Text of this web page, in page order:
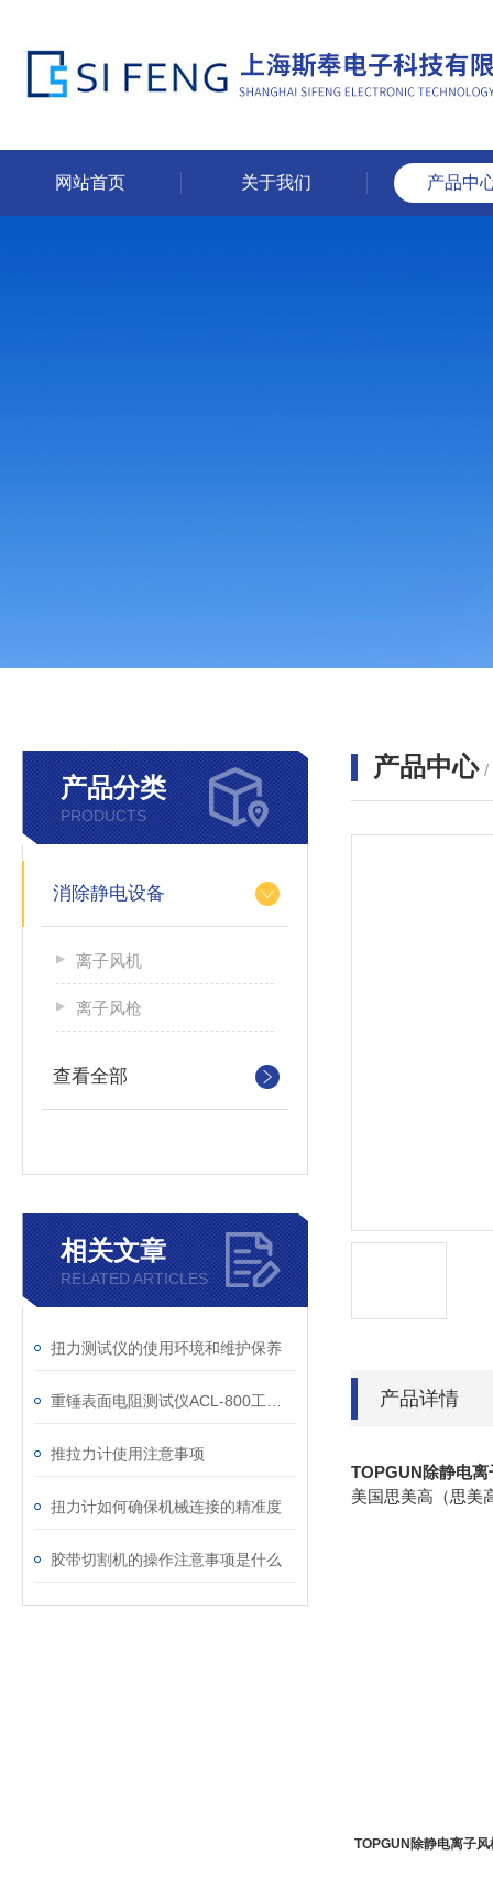
网站首页 关于我们 产品中
产品分类
PRODUCTS
消除静电设备
离子风机
离子风枪
查看全部
相关文章
RELATED ARTICLES
扭力测试仪的使用环境和维护保养
推拉力计使用注意事项
扭力计如何确保机械连接的精准度
胶带切割机的操作注意事项是什么
产品中心 /
产品详情
TOPGUN除静电
美国思美高（思美
TOPGUN除静电离子